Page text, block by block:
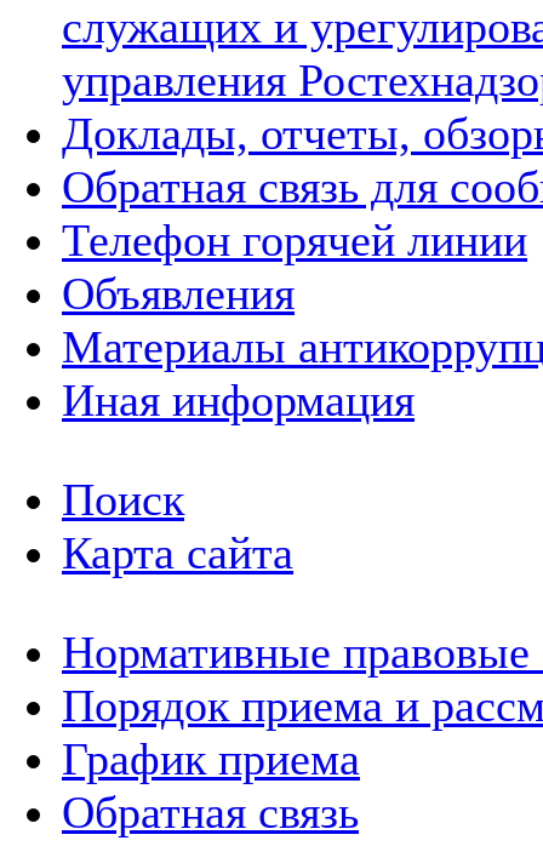
служащих и
управления
Доклады, отчеты,
Обратная связь для
Телефон горячей линии
Объявления
Материалы
Иная информация
Поиск
Карта сайта
Нормативные правовые
Порядок приема и
График приема
Обратная связь